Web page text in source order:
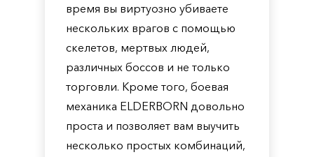
время вы виртуозно убиваете
нескольких врагов с помощью
скелетов, мертвых людей,
различных боссов и не только
торговли. Кроме того, боевая
механика ELDERBORN довольно
проста и позволяет вам выучить
несколько простых комбинаций,